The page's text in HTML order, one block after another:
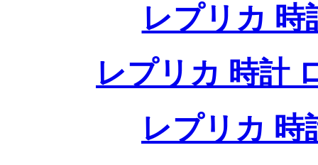
レプリカ 時
レプリカ 時計
レプリカ 時